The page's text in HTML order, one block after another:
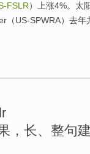
FSLR）上涨4%。太
（US-SPWRA）去
，长、整句